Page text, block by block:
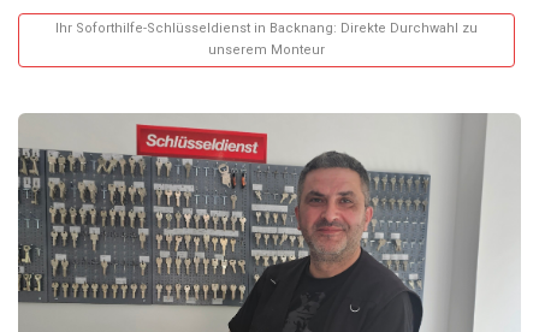
Ihr Soforthilfe-Schlüsseldienst in Backnang: Direkte Durchwahl zu
unserem Monteur